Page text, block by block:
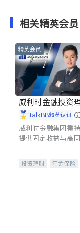
相关精英会员
精英会员
威利时金融投资
iTalkBB精英认证
威利时金融集团秉
提供固定收益与高
合，助力客户实现目
投资理财
年金保险